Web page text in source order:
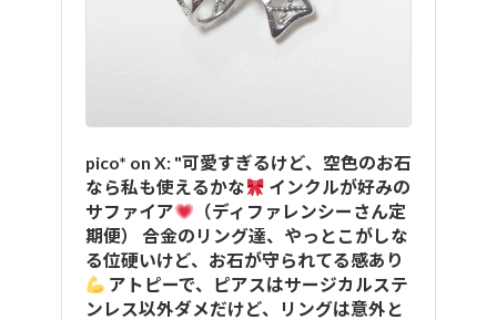
pico* on X: "可愛すぎるけど、空色のお石
なら私も使えるかな
インクルが好みの
サファイア
（ディファレンシーさん定
期便） 合金のリング達、やっとこがしな
る位硬いけど、お石が守られてる感あり
アトピーで、ピアスはサージカルステ
ンレス以外ダメだけど、リングは意外と